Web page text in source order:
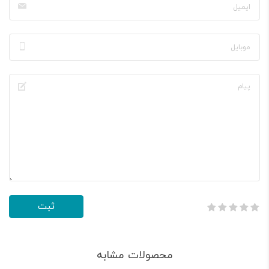
محصولات مشابه